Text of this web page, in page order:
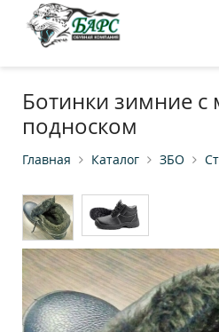
Ботинки зимние с
подноском
Главная Каталог ЗБО